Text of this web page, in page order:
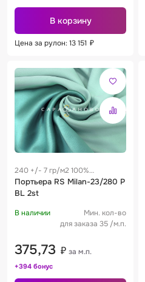
В корзину
Цена за рулон: 13 151 ₽
240 +/- 7 гр/м2 100%
полиэстер
Портьера RS Milan-23/280 P
BL 2st
В наличии
Мин. кол-во
для заказа 35 /м.п.
375,73 ₽ за м.п.
+394 бонус